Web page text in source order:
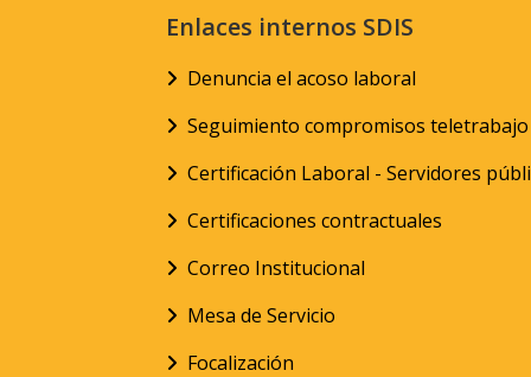
Enlaces internos SDIS
Denuncia el acoso laboral
Seguimiento compromisos teletrabajo
Certificación Laboral - Servidores
Certificaciones contractuales
Correo Institucional
Mesa de Servicio
Focalización